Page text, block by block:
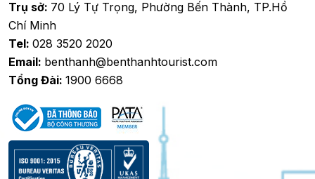
Trụ sở: 70 Lý Tự Trọng, Phường Bến Thành, TP.Hồ
Chí Minh
Tel: 028 3520 2020
Email: benthanh@benthanhtourist.com
Tổng Đài: 1900 6668